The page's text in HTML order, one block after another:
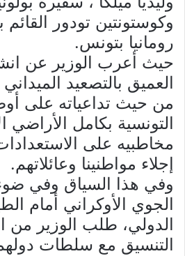
وكوستونتين تودور القائم
رومانيا بتونس.
حيث أعرب الوزير عن
العميق بالتصعيد
من حيث تداعياته على
التونسية بكامل الأراضي
مخاطبيه على
إجلاء مواطنينا وعائلاتهم.
وفي هذا السياق وفي
الجوي الأوكراني أمام
الدولي، طلب الوزير من
التنسيق مع سلطات